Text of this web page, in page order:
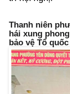
Thanh niên
hái xung
bảo vệ Tổ